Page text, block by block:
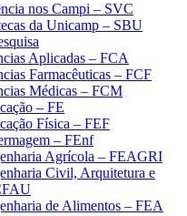
nos Campi – SVC
da Unicamp – SBU
Aplicadas – FCA
Farmacêuticas – FCF
Médicas – FCM
– FE
Física – FEF
– FEnf
Agrícola – FEAGRI
Civil, Arquitetura e
de Alimentos – FEA